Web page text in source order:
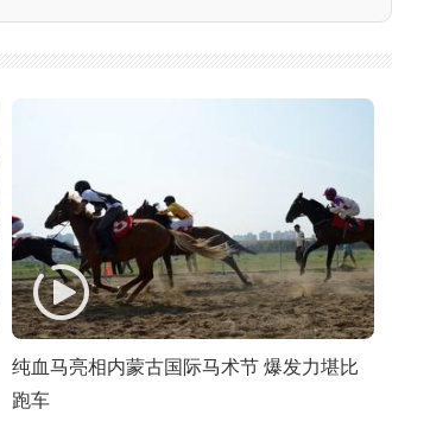
纯血马亮相内蒙古国际马术节 爆发力堪比
跑车